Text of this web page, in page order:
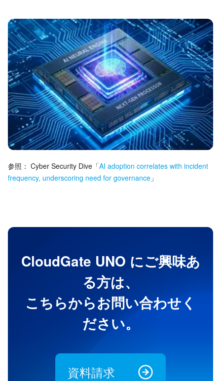
参照： Cyber Security Dive 「AI adoption correlates with incident
frequency, underscoring need for governance 」
CloudGate UNO にご興味あ
る方は、
こちらからお問い合わせく
ださい。
資料請求